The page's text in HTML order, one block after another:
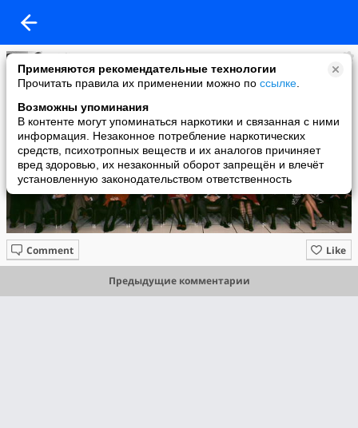
Применяются рекомендательные технологии
Прочитать правила их применении можно по ссылке
Возможны упоминания
В контенте могут упоминаться наркотики и связанная с ними
информация. Незаконное потребление наркотических
средств, психотропных веществ и их аналогов причиняет
вред здоровью, их незаконный оборот запрещён и влечёт
установленную законодательством ответственность
Stirlitz
added a photo
11 Sep в 13:46
Like
Comment
Предыдущие комментарии